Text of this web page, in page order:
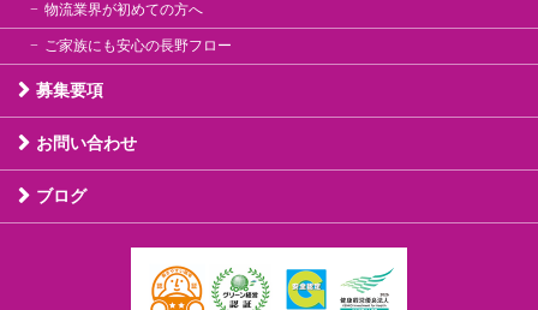
物流業界が初めての方へ
ご家族にも安心の長野フロー
募集要項
お問い合わせ
ブログ